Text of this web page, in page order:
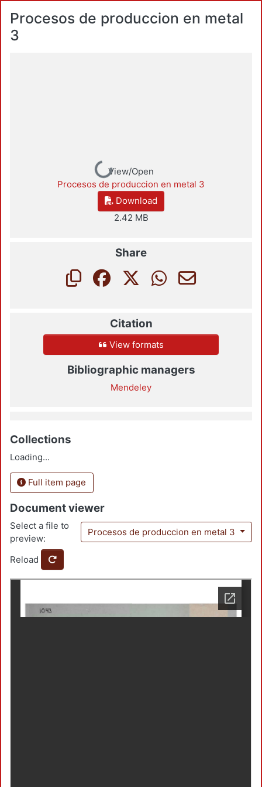
Procesos de produccion en metal
3
Loading...
View/Open
Procesos de produccion en metal 3
Download
2.42 MB
Share
Citation
View formats
Bibliographic managers
Mendeley
Collections
Loading...
Full item page
Document viewer
Select a file to
preview:
Procesos de produccion en metal 3
Reload